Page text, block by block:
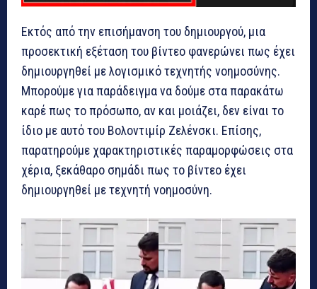
Εκτός από την επισήμανση του δημιουργού, μια
προσεκτική εξέταση του βίντεο φανερώνει πως έχει
δημιουργηθεί με λογισμικό τεχνητής νοημοσύνης.
Μπορούμε για παράδειγμα να δούμε στα παρακάτω
καρέ πως το πρόσωπο, αν και μοιάζει, δεν είναι το
ίδιο με αυτό του Βολοντιμίρ Ζελένσκι. Επίσης,
παρατηρούμε χαρακτηριστικές παραμορφώσεις στα
χέρια, ξεκάθαρο σημάδι πως το βίντεο έχει
δημιουργηθεί με τεχνητή νοημοσύνη.